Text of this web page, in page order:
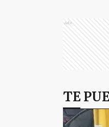
Ads
TE